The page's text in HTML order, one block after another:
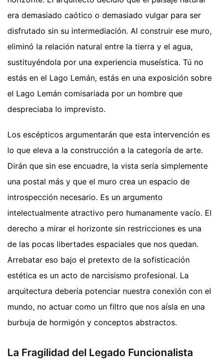
era demasiado caótico o demasiado vulgar para ser
disfrutado sin su intermediación. Al construir ese muro,
eliminó la relación natural entre la tierra y el agua,
sustituyéndola por una experiencia museística. Tú no
estás en el Lago Lemán, estás en una exposición sobre
el Lago Lemán comisariada por un hombre que
despreciaba lo imprevisto.
Los escépticos argumentarán que esta intervención es
lo que eleva a la construcción a la categoría de arte.
Dirán que sin ese encuadre, la vista sería simplemente
una postal más y que el muro crea un espacio de
introspección necesario. Es un argumento
intelectualmente atractivo pero humanamente vacío. El
derecho a mirar el horizonte sin restricciones es una
de las pocas libertades espaciales que nos quedan.
Arrebatar eso bajo el pretexto de la sofisticación
estética es un acto de narcisismo profesional. La
arquitectura debería potenciar nuestra conexión con el
mundo, no actuar como un filtro que nos aísla en una
burbuja de hormigón y conceptos abstractos.
La Fragilidad del Legado Funcionalista